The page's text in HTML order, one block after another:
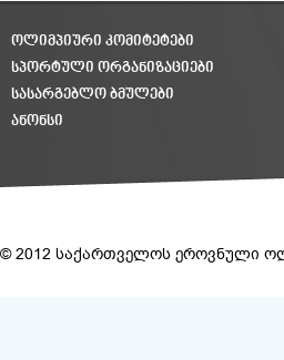
ᲝᲚᲘᲛᲞᲘᲣᲠᲘ ᲙᲝᲛᲘᲢᲔᲢᲔᲑᲘ
ᲡᲞᲝᲠᲢᲣᲚᲘ ᲝᲠᲒᲐᲜᲘᲖᲐᲪᲘᲔᲑᲘ
ᲡᲐᲡᲐᲠᲒᲔᲑᲚᲝ ᲑᲛᲣᲚᲔᲑᲘ
ᲐᲜᲝᲜᲡᲘ
© 2012 საქართველოს ეროვნული